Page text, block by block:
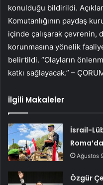
konulduğu bildirildi.
Komutanlığının paydaş
içinde çalışarak çevrenin,
korunmasına yönelik
belirtildi. “Olayların
katkı sağlayacak.” –
İlgili Makaleler
İsrail-
Ağustos
Özgür